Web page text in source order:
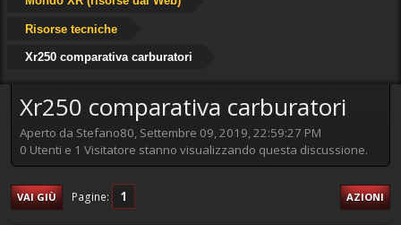
Risorse tecniche
Xr250 comparativa carburatori
Xr250 comparativa carburatori
Aperto da Stefano80, Settembre 09, 2019, 22:59:27 PM
0 Utenti e 1 Visitatore stanno visualizzando questa discussione.
VAI GIÙ Pagine 1 AZIONI